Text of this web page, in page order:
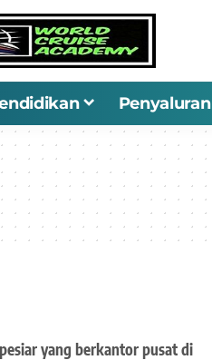
Penyaluran
yang berkantor pusat di